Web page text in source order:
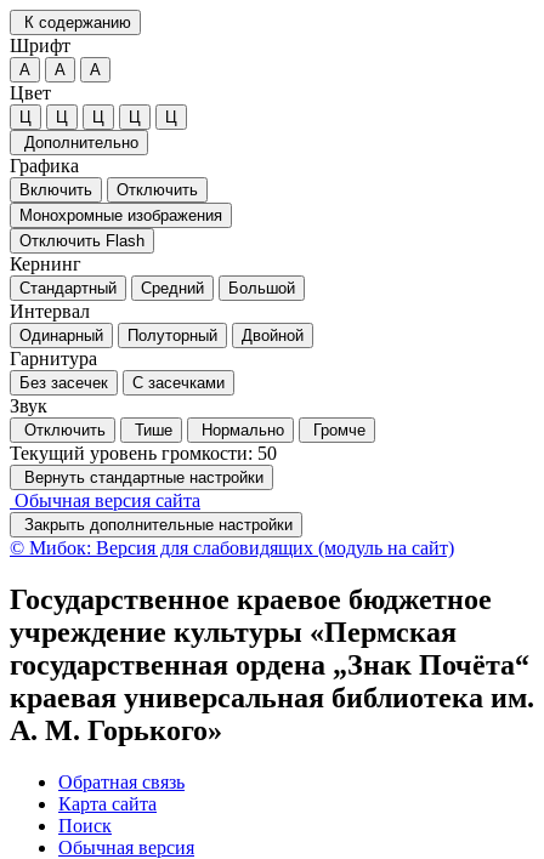
К содержанию
Шрифт
А А А
Цвет
Ц Ц Ц Ц
Ц
Дополнительно
Графика
Включить
Отключить
Монохромные изображения
Отключить Flash
Кернинг
Стандартный Средний Большой
Интервал
Одинарный Полуторный Двойной
Гарнитура
Без засечек С засечками
Звук
Отключить Тише Нормально Громче
Текущий уровень громкости: 50
Вернуть стандартные настройки
Обычная версия сайта
Закрыть дополнительные настройки
© Мибок: Версия для слабовидящих (модуль на сайт)
Государственное краевое бюджетное
учреждение культуры «Пермская
государственная ордена „Знак Почёта“
краевая универсальная библиотека им.
А. М. Горького»
Обратная связь
Карта сайта
Поиск
Обычная версия